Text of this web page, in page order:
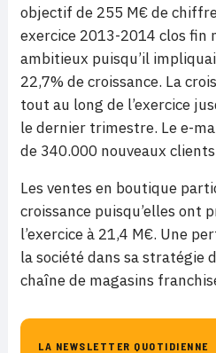
objectif de 255 M€ de
exercice 2013-2014 clos fin
ambitieux puisqu’il
22,7% de croissance. La
tout au long de l’exercice
le dernier trimestre. Le e-
de 340.000 nouveaux clients
Les ventes en boutique
croissance puisqu’elles ont
l’exercice à 21,4 M€. Une
la société dans sa stratégie
chaîne de magasins
LA NEWSLETTER QUOTIDIENNE